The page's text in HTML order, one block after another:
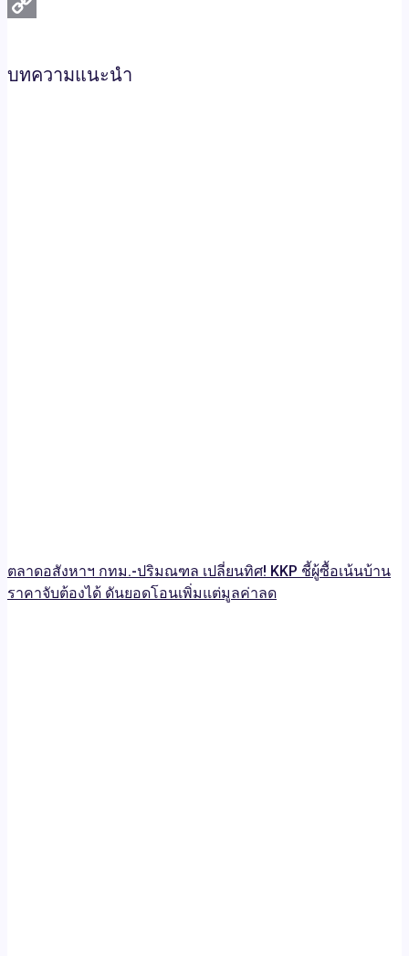
บทความแนะนำ
ตลาดอสังหาฯ กทม.-ปริมณฑล เปลี่ยนทิศ! KKP ชี้ผู้ซื้อเน้นบ้าน
ราคาจับต้องได้ ดันยอดโอนเพิ่มแต่มูลค่าลด